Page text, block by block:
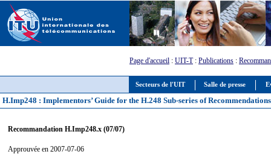
Secteurs de l'UIT Salle de presse
Page d'accueil : UIT-T: Publications :
H.Imp248 : Implementors’ Guide for the H.248 Sub-series of
Recommandation H.Imp248.x (07/07)
Approuvée en 2007-07-06